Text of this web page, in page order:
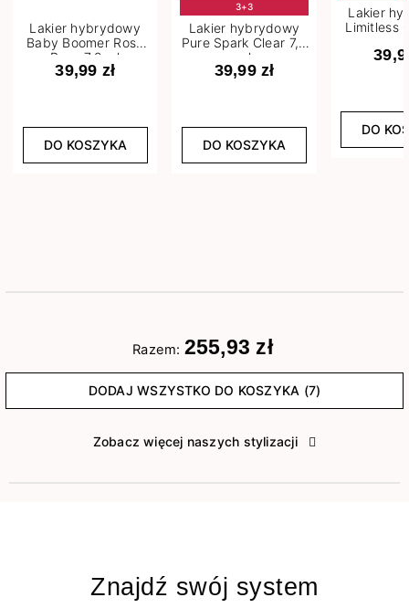
Lakier hybrydowy
Baby Boomer Rose
Base 7,2 ml
39,99 zł
DO KOSZYKA
3+3
Lakier hybrydowy
Pure Spark Clear 7,2
ml
39,99 zł
DO KOSZYKA
Lakier
Limitless
DO
Razem: 255,93 zł
DODAJ WSZYSTKO DO KOSZYKA (7)
Zobacz więcej naszych stylizacji
Znajdź swój system